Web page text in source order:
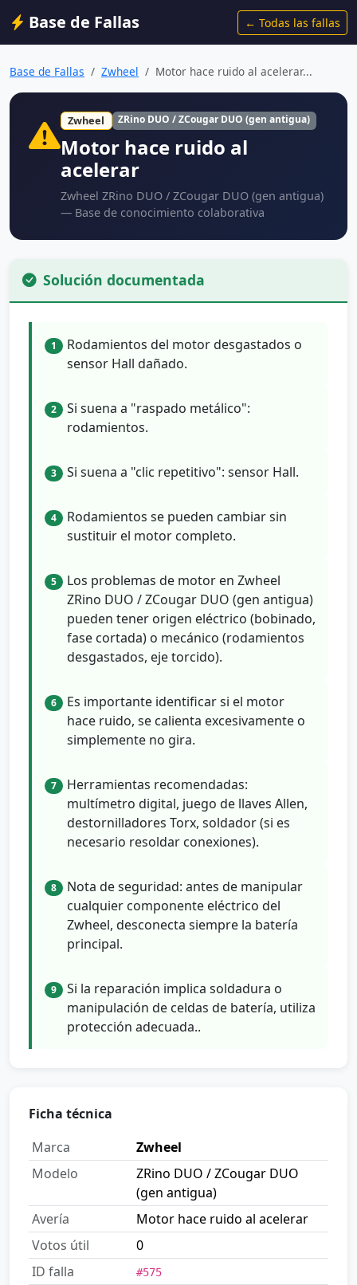
Base de Fallas ← Todas las fallas
Base de Fallas Zwheel Motor hace ruido al acelerar...
Zwheel ZRino DUO / ZCougar DUO (gen antigua)
Motor hace ruido al
acelerar
Zwheel ZRino DUO / ZCougar DUO (gen antigua)
— Base de conocimiento colaborativa
Solución documentada
1
Rodamientos del motor desgastados o
sensor Hall dañado.
2
Si suena a "raspado metálico":
rodamientos.
3 Si suena a "clic repetitivo": sensor Hall.
4
Rodamientos se pueden cambiar sin
sustituir el motor completo.
5
Los problemas de motor en Zwheel
ZRino DUO / ZCougar DUO (gen antigua)
pueden tener origen eléctrico (bobinado,
fase cortada) o mecánico (rodamientos
desgastados, eje torcido).
6
Es importante identificar si el motor
hace ruido, se calienta excesivamente o
simplemente no gira.
7
Herramientas recomendadas:
multímetro digital, juego de llaves Allen,
destornilladores Torx, soldador (si es
necesario resoldar conexiones).
8
Nota de seguridad: antes de manipular
cualquier componente eléctrico del
Zwheel, desconecta siempre la batería
principal.
9
Si la reparación implica soldadura o
manipulación de celdas de batería, utiliza
protección adecuada..
Ficha técnica
Marca
Zwheel
Modelo
ZRino DUO / ZCougar DUO
(gen antigua)
Avería
Motor hace ruido al acelerar
Votos útil
0
ID falla
#575